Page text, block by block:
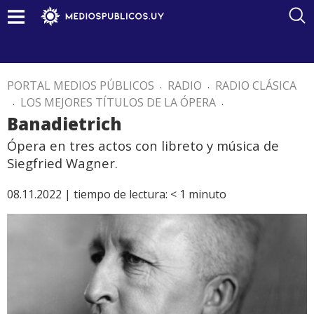
PORTAL MEDIOS PÚBLICOS . RADIO . RADIO CLÁSICA
. LOS MEJORES TÍTULOS DE LA ÓPERA .
Banadietrich
Ópera en tres actos con libreto y música de
Siegfried Wagner.
08.11.2022 | tiempo de lectura: < 1 minuto